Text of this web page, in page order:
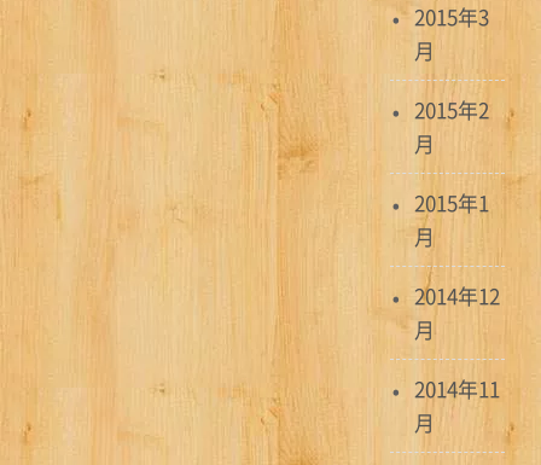
2015年3
月
2015年2
月
2015年1
月
2014年12
月
2014年11
月